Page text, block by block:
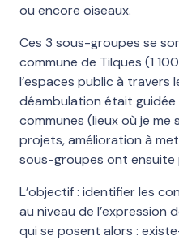
ou encore oiseaux.
Ces 3 sous-groupes se
commune de Tilques (1
l’espaces public à travers
déambulation était
communes (lieux où je me
projets, amélioration à
sous-groupes ont ensuite
L’objectif : identifier les
au niveau de l’expression
qui se posent alors :